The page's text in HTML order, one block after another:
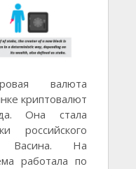
валюта
криптовалют
Она стала
российского
Васина. На
работала по